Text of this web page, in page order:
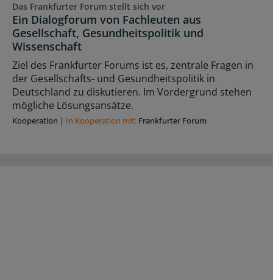
Das Frankfurter Forum stellt sich vor
Ein Dialogforum von Fachleuten aus
Gesellschaft, Gesundheitspolitik und
Wissenschaft
Ziel des Frankfurter Forums ist es, zentrale Fragen in
der Gesellschafts- und Gesundheitspolitik in
Deutschland zu diskutieren. Im Vordergrund stehen
mögliche Lösungsansätze.
Kooperation | In Kooperation mit: Frankfurter Forum